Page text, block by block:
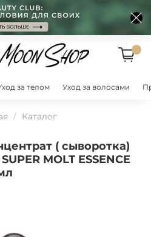
за телом Уход за волосами
Каталог
( сыворотка)
MOLT ESSENCE